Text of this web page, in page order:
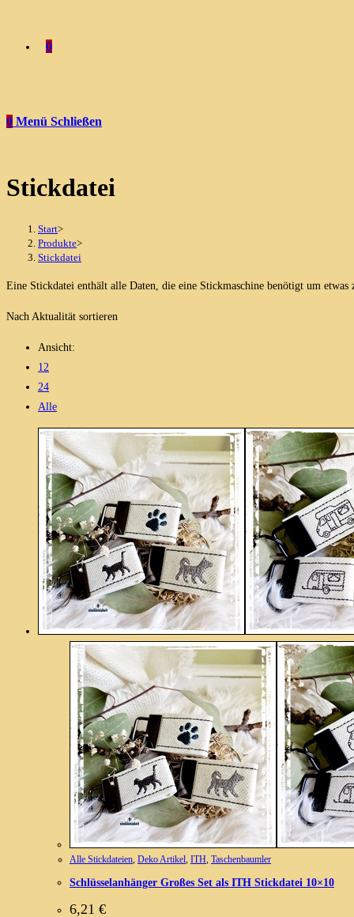
0
0 Menü Schließen
Stickdatei
Start>
Produkte>
Stickdatei
Eine Stickdatei enthält alle Daten, die eine Stickmaschine benötigt um
Nach Aktualität sortieren
Ansicht:
12
24
Alle
Alle Stickdateien, Deko Artikel, ITH, Taschenbaumler
Schlüsselanhänger Großes Set als ITH Stickdatei 10×10
6,21 €